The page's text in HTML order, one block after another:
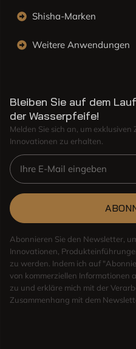
Shisha-Marken
Weitere Anwendungen
Bleiben Sie auf dem
der Wasserpfeife!
Melden Sie sich an, um
Innovationen zu erhalten.
Abonnieren Sie den Newsletter,
Innovationen,
zu werden. Indem ich auf
von kommerziellen Informationen
zu und erkläre mich mit der
Zusammenhang mit dem